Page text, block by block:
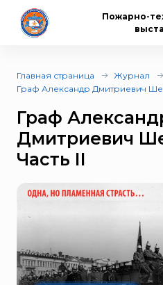
Пожарно-
Главная страница
Журнал
Граф Александр Дмитриевич
Граф
Дмитриевич
Часть II